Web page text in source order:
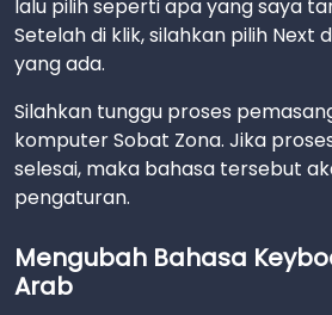
lalu pilih seperti apa yang saya
Setelah di klik, silahkan pilih Next
yang ada.
Silahkan tunggu proses
komputer Sobat Zona. Jika
selesai, maka bahasa tersebut
pengaturan.
Mengubah Bahasa
Arab